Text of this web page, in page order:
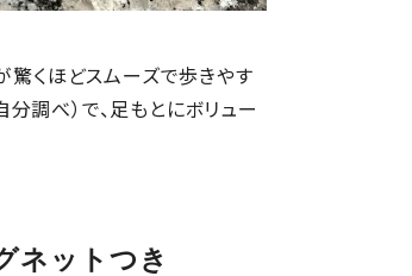
驚くほどスムーズで歩きやす
調べ）で、足もとにボリュー
ネットつき